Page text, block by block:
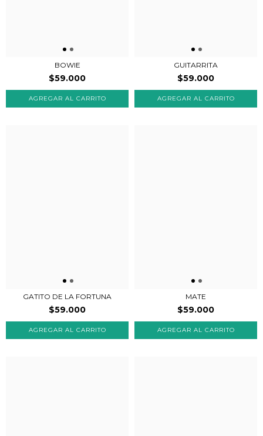
BOWIE
$59.000
GUITARRITA
$59.000
GATITO DE LA FORTUNA
$59.000
MATE
$59.000